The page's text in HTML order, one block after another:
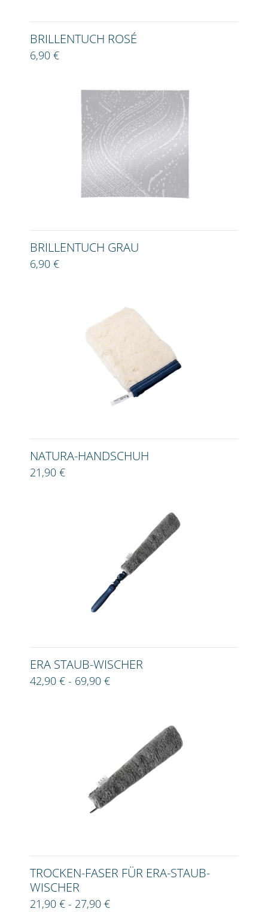
BRILLENTUCH ROSÉ
6,90 €
BRILLENTUCH GRAU
6,90 €
NATURA-HANDSCHUH
21,90 €
ERA STAUB-WISCHER
42,90 € - 69,90 €
TROCKEN-FASER FÜR ERA-STAUB-
WISCHER
21,90 € - 27,90 €